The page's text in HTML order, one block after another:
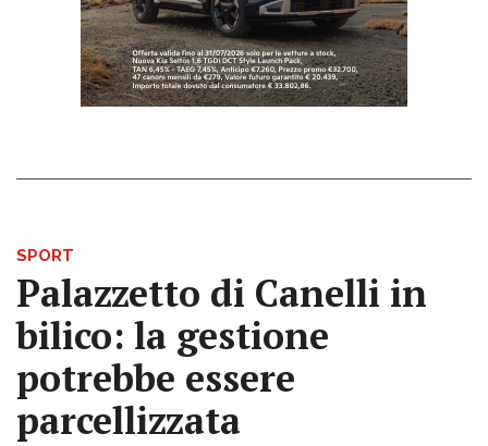
SPORT
Palazzetto di Canelli in
bilico: la gestione
potrebbe essere
parcellizzata